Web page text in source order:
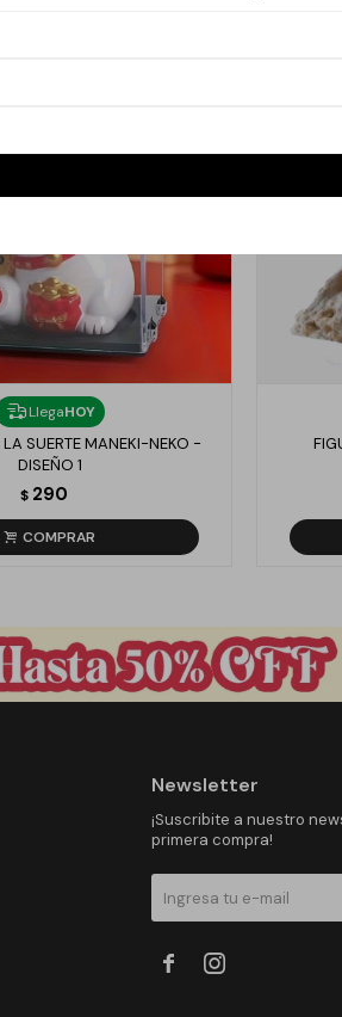
LlegaHOY
SUERTE MANEKI-NEKO -
DISEÑO 1
$ 290
Newsletter
¡Suscribite a nuestro
primera compra!
 